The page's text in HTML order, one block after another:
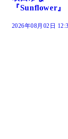
だまり』
2026年08月02日